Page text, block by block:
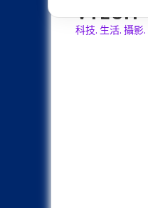
科技. 生活. 攝影.